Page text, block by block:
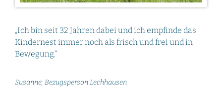
„Ich bin seit 32 Jahren dabei und ich empfinde das
Kindernest immer noch als frisch und frei und in
Bewegung.“
Susanne, Bezugsperson Lechhausen